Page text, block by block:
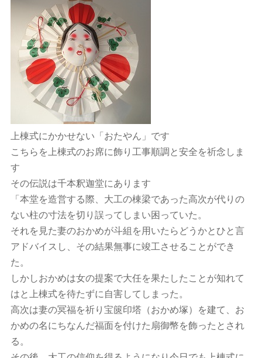
上棟式にかかせない「おたやん」です
こちらを上棟式のお席に飾り工事順調と安全を祈念しま
す
その伝説は千本釈迦堂にあります
「本堂を造営する際、大工の棟梁であった高次が代りの
ない柱の寸法を切り誤ってしまい困っていた。
それを見た妻のおかめが斗組を用いたらどうかとひと言
アドバイスし、その結果無事に竣工させることができ
た。
しかしおかめは女の提案で大任を果たしたことが知れて
はと上棟式を待たずに自害してしまった。
高次は妻の冥福を祈り宝篋印塔（おかめ塚）を建て、お
かめの名にちなんだ福面を付けた扇御幣を飾ったとされ
る。